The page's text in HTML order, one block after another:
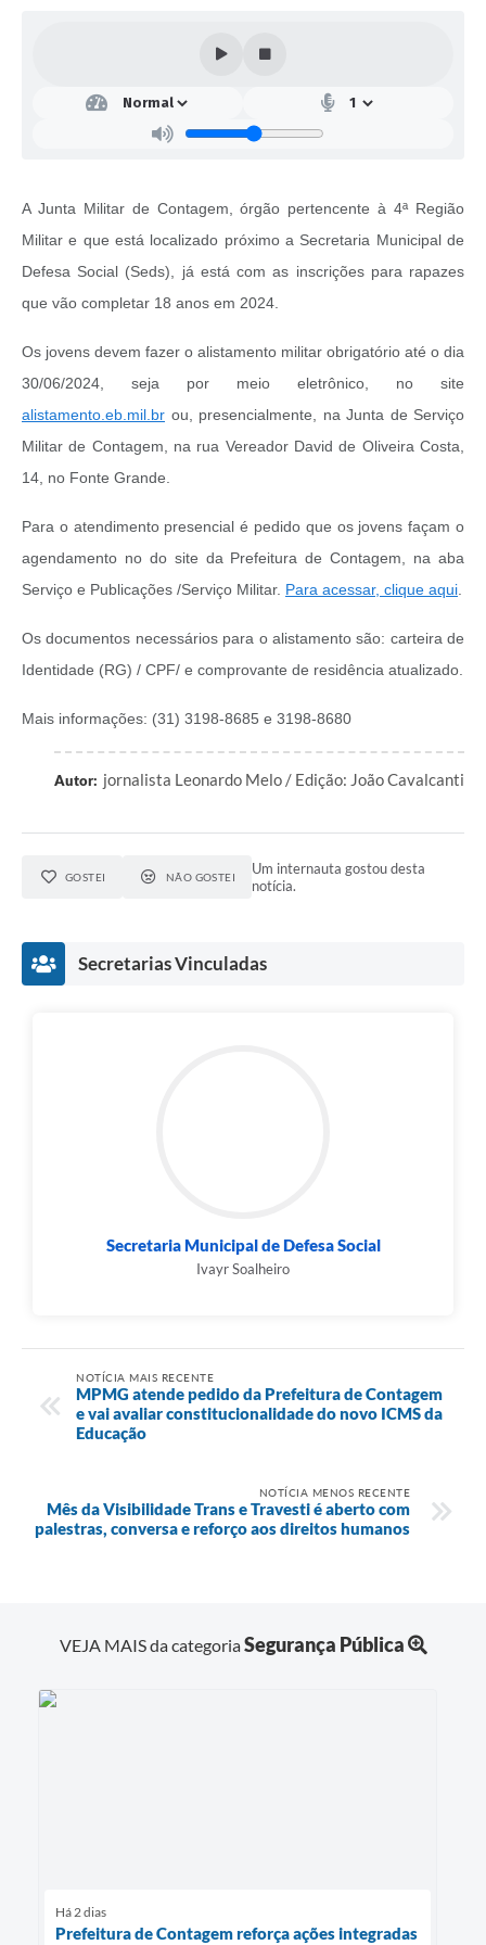
A Junta Militar de Contagem, órgão pertencente à 4ª Região
Militar e que está localizado próximo a Secretaria Municipal de
Defesa Social (Seds), já está com as inscrições para rapazes
que vão completar 18 anos em 2024.
Os jovens devem fazer o alistamento militar obrigatório até o dia
30/06/2024, seja por meio eletrônico, no site
alistamento.eb.mil.br ou, presencialmente, na Junta de Serviço
Militar de Contagem, na rua Vereador David de Oliveira Costa,
14, no Fonte Grande.
Para o atendimento presencial é pedido que os jovens façam o
agendamento no do site da Prefeitura de Contagem, na aba
Serviço e Publicações /Serviço Militar. Para acessar, clique aqui
Os documentos necessários para o alistamento são: carteira de
Identidade (RG) / CPF/ e comprovante de residência atualizado.
Mais informações: (31) 3198-8685 e 3198-8680
Autor: jornalista Leonardo Melo / Edição: João Cavalcanti
GOSTEI NÃO GOSTEI
Um internauta gostou desta
notícia.
Secretarias Vinculadas
Secretaria Municipal de Defesa Social
Ivayr Soalheiro
NOTÍCIA MAIS RECENTE
MPMG atende pedido da Prefeitura de Contagem
e vai avaliar constitucionalidade do novo ICMS da
Educação
NOTÍCIA MENOS RECENTE
Mês da Visibilidade Trans e Travesti é aberto com
palestras, conversa e reforço aos direitos humanos
VEJA MAIS da categoriaSegurança Pública
Há 2 dias
Prefeitura de Contagem reforça ações integradas